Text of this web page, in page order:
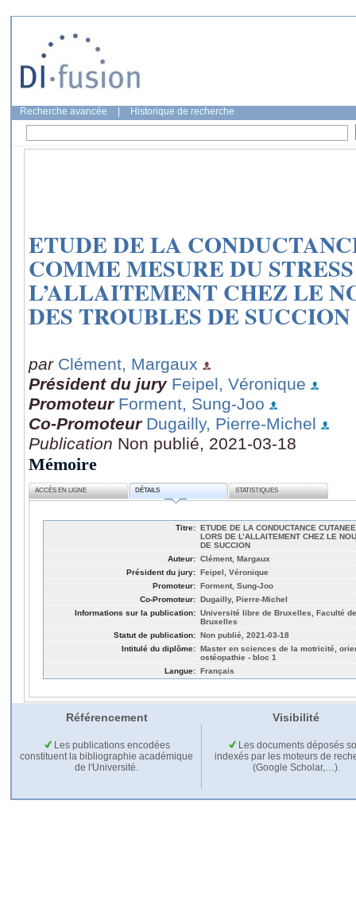
Recherche avancée Historique de recherche
ETUDE DE LA
COMME MESURE DU
L’ALLAITEMENT CHEZ LE
DES TROUBLES DE SUCCION
par Clément, Margaux
Président du jury Feipel, Véronique
Promoteur Forment, Sung-Joo
Co-Promoteur Dugailly, Pierre-Michel
Publication Non publié, 2021-03-18
Mémoire
ACCÈS EN LIGNE DÉTAILS STATISTIQUES
Titre: ETUDE DE LA CONDUCTANCE
LORS DE L’ALLAITEMENT CHEZ LE
DE SUCCION
Auteur: Clément, Margaux
Président du jury: Feipel, Véronique
Promoteur: Forment, Sung-Joo
Co-Promoteur: Dugailly, Pierre-Michel
Informations sur la publication: Université libre de Bruxelles, Faculté
Bruxelles
Statut de publication: Non publié, 2021-03-18
Intitulé du diplôme: Master en sciences de la motricité,
ostéopathie - bloc 1
Langue: Français
Référencement Visibilité
Les publications encodées
constituent la bibliographie académique
de l'Université.
Les documents déposés
indexés par les moteurs de
(Google Scholar,…).